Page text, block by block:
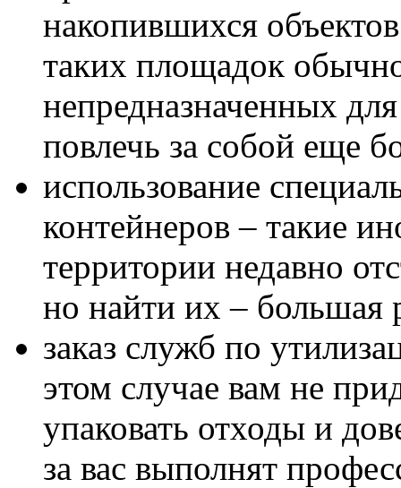
накопившихся
таких площадок
непредназначенных
повлечь за собой еще
использование
контейнеров – такие
территории недавно
но найти их – большая
заказ служб по
этом случае вам не
упаковать отходы и
за вас выполнят